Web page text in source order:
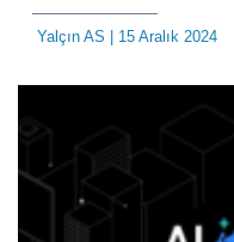
Yalçın AS | 15 Aralık 2024